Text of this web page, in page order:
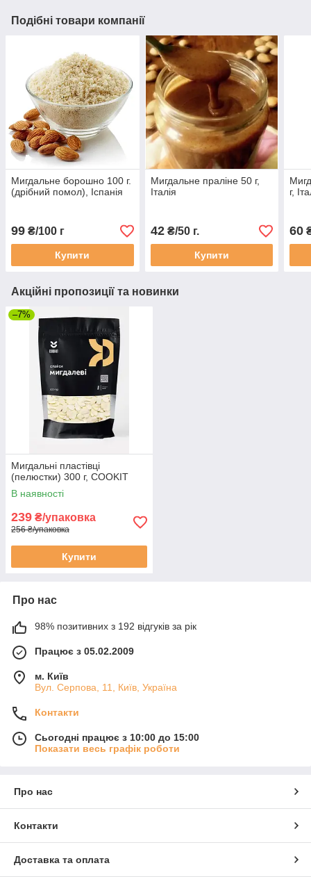
Подібні товари компанії
Мигдальне борошно 100 г.
(дрібний помол), Іспанія
99 ₴/100 г
Купити
Мигдальне праліне 50 г,
Італія
42₴/50 г.
Купити
г,
60
Акційні пропозиції та новинки
–7%
Мигдальні пластівці
(пелюстки) 300 г, COOKIT
В наявності
239 ₴/упаковка
256 ₴/упаковка
Купити
Про нас
98% позитивних з 192 відгуків за рік
Працює з 05.02.2009
м. Київ
Вул. Серпова, 11, Київ, Україна
Контакти
Сьогодні працює з 10:00 до 15:00
Показати весь графік роботи
Про нас
Контакти
Доставка та оплата